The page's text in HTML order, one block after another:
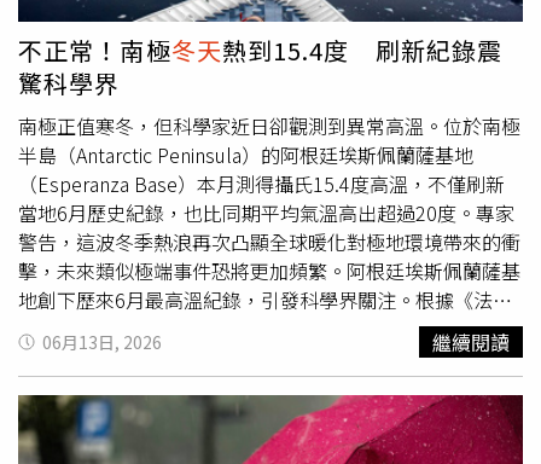
每逢限水或颱風來臨前，浴缸就成了最理想的儲水裝置。除
了功能性的考量外，有一些網友分析文化背景也是影響衛浴
設計的關鍵因素，台灣早期許多住宅之所以將浴缸視為標準
配備，主要是延續了日治時期所留下來的泡湯文化與生活習
慣。另外，仍有大批「泡澡擁護者」現身反駁原PO，強調
自己不分季節天天都泡，只要靈活運用，像是「冬天泡熱
水、夏天泡冷水」，並搭配香氛入浴劑，就能DIY放鬆空
間。不過，隨著台灣都會區房價高漲與居住空間逐漸縮小，
現代新建案的衛浴設計多已改為乾濕分離的淋浴間，有浴缸
的建案反而很稀有。
不正常！南極冬天熱到15.4度 刷新紀錄震
驚科學界
南極正值寒冬，但科學家近日卻觀測到異常高溫。位於南極
半島（Antarctic Peninsula）的阿根廷埃斯佩蘭薩基地
（Esperanza Base）本月測得攝氏15.4度高溫，不僅刷新
當地6月歷史紀錄，也比同期平均氣溫高出超過20度。專家
警告，這波冬季熱浪再次凸顯全球暖化對極地環境帶來的衝
擊，未來類似極端事件恐將更加頻繁。阿根廷埃斯佩蘭薩基
地創下歷來6月最高溫紀錄，引發科學界關注。根據《法新
社》（AFP）及科學網站Phys.org報導，埃斯佩蘭薩基地於
6月6日測得15.4度，打破1998年創下的13.3度紀錄。除了
埃斯佩蘭薩基地外，阿根廷位於南極的馬蘭比奧基地
（Marambio Base）及聖馬丁基地（San Martin Base）也
同步出現破紀錄高溫。其中馬蘭比奧基地測得11.8度，超越
06月13日, 2026 繼續閱讀